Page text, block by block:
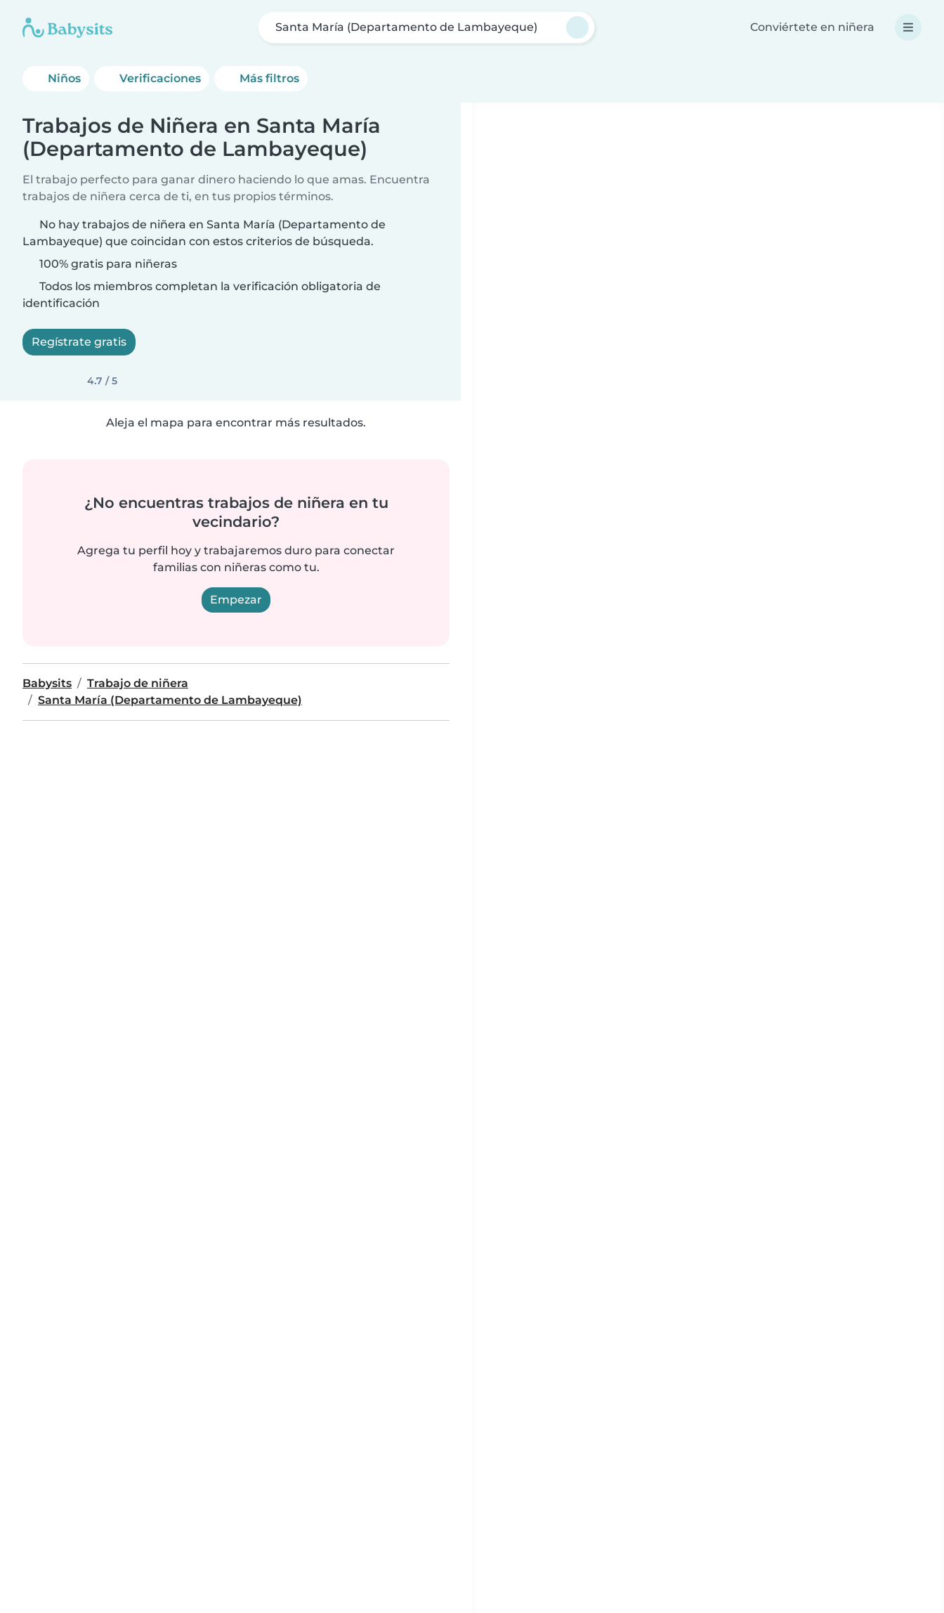
Santa María (Departamento de Lambayeque) Conviértete en niñera
Niños Verificaciones Más filtros
Trabajos de Niñera en Santa María
(Departamento de Lambayeque)
El trabajo perfecto para ganar dinero haciendo lo que amas. Encuentra
trabajos de niñera cerca de ti, en tus propios términos.
No hay trabajos de niñera en Santa María (Departamento de
Lambayeque) que coincidan con estos criterios de búsqueda.
100% gratis para niñeras
Todos los miembros completan la verificación obligatoria de
identificación
Regístrate gratis
4.7 / 5
Aleja el mapa para encontrar más resultados.
¿No encuentras trabajos de niñera en tu
vecindario?
Agrega tu perfil hoy y trabajaremos duro para conectar
familias con niñeras como tu.
Empezar
Babysits
Trabajo de niñera
Santa María (Departamento de Lambayeque)